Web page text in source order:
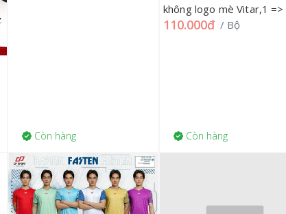
Còn hàng
không logo mè Vitar,1 =>
01CP
110.000đ / Bộ
Còn hàng